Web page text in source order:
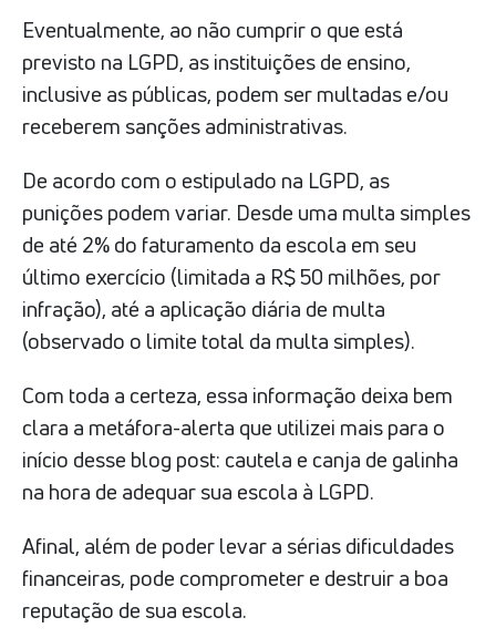
Eventualmente, ao não cumprir o que está
previsto na LGPD, as instituições de ensino,
inclusive as públicas, podem ser multadas e/ou
receberem sanções administrativas.
De acordo com o estipulado na LGPD, as
punições podem variar. Desde uma multa simples
de até 2% do faturamento da escola em seu
último exercício (limitada a R$ 50 milhões, por
infração), até a aplicação diária de multa
(observado o limite total da multa simples).
Com toda a certeza, essa informação deixa bem
clara a metáfora-alerta que utilizei mais para o
início desse blog post: cautela e canja de galinha
na hora de adequar sua escola à LGPD.
Afinal, além de poder levar a sérias dificuldades
financeiras, pode comprometer e destruir a boa
reputação de sua escola.